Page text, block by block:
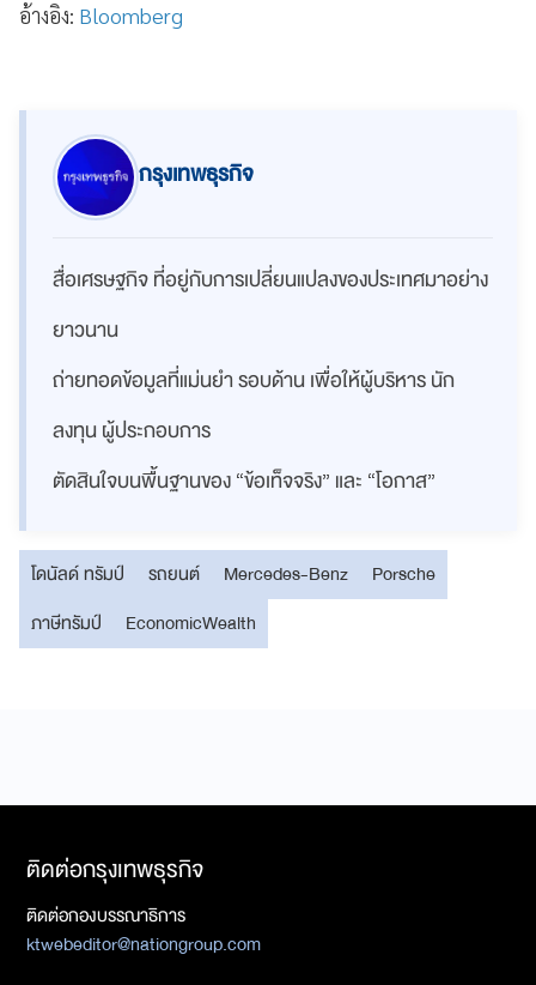
อ้างอิง: Bloomberg
กรุงเทพธุรกิจ
สื่อเศรษฐกิจ ที่อยู่กับการเปลี่ยนแปลงของประเทศมาอย่าง
ยาวนาน
ถ่ายทอดข้อมูลที่แม่นยำ รอบด้าน เพื่อให้ผู้บริหาร นัก
ลงทุน ผู้ประกอบการ
ตัดสินใจบนพื้นฐานของ “ข้อเท็จจริง” และ “โอกาส”
โดนัลด์ ทรัมป์ รถยนต์ Mercedes-Benz
Porsche
ภาษีทรัมป์
EconomicWealth
ติดต่อกรุงเทพธุรกิจ
ติดต่อกองบรรณาธิการ
ktwebeditor@nationgroup.com